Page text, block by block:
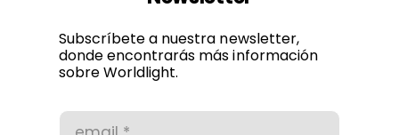
Política de privacidad
Subscríbete a nuestra newsletter,
donde encontrarás más información
sobre Worldlight.